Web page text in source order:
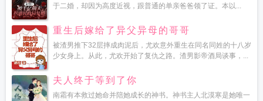
于二婚，却因为高度近视，跟普通的单亲爸爸领了证。本以...
重生后嫁给了异父异母的哥哥
被渣男推下32层摔成肉泥后，尤欢意外重生在同名同姓的十八岁
少女身上。从此，尤欢开始了复仇之路。渣男影帝酒局谈事，...
夫人终于等到了你
南霜有本救过她命并陪她成长的神书。神书主人北漠寒是她唯一